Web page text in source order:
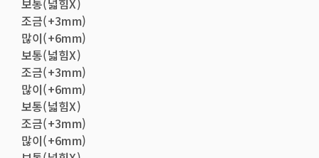
보통(넓힘X)
조금(+3mm)
많이(+6mm)
보통(넓힘X)
조금(+3mm)
많이(+6mm)
보통(넓힘X)
조금(+3mm)
많이(+6mm)